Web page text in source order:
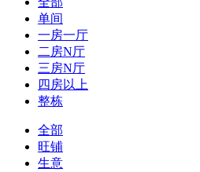
单间
一房一厅
二房N厅
三房N厅
四房以上
整栋
全部
旺铺
生意